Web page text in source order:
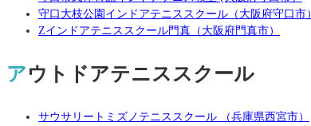
守口大枝公園インドアテニススクール（大阪府守口市）
Zインドアテニススクール門真（大阪府門真市）
アウトドアテニススクール
サウサリートミズノテニススクール （兵庫県西宮市）